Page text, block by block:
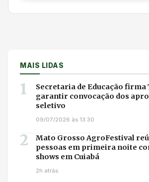
MAIS LIDAS
1
Secretaria de Educação firma
garantir convocação dos
seletivo
09/07/2026 às 13:30
2
Mato Grosso AgroFestival
pessoas em primeira noite
shows em Cuiabá
2h atrás